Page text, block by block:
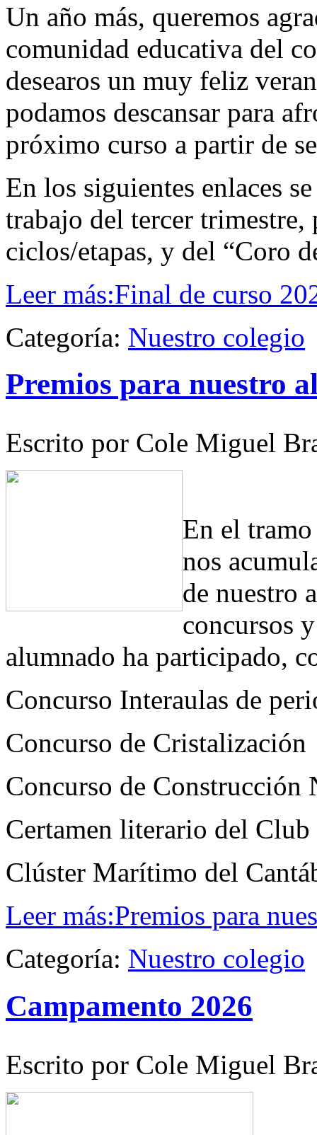
Un año más, queremos
comunidad educativa del
desearos un muy feliz
podamos descansar para
próximo curso a partir de
En los siguientes enlaces
trabajo del tercer trimestre,
ciclos/etapas, y del “Coro
Leer más:Final de curso
Categoría: Nuestro colegio
Premios para nuestro
Escrito por Cole Miguel
En el
nos
de nuestro
concursos
alumnado ha participado,
Concurso Interaulas de
Concurso de Cristalización
Concurso de Construcción
Certamen literario del
Clúster Marítimo del
Leer más:Premios para
Categoría: Nuestro colegio
Campamento 2026
Escrito por Cole Miguel